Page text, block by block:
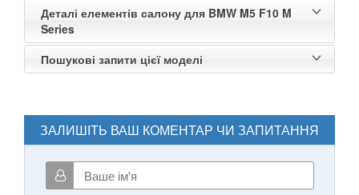
Деталі елементів салону для BMW M5 F10 M
Series
Пошукові запити цієї моделі
ЗАЛИШІТЬ ВАШ КОМЕНТАР ЧИ ЗАПИТАННЯ